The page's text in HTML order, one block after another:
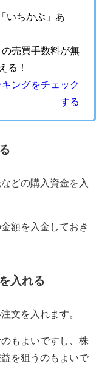
いちかぶ」あ
売買手数料が無
る！
ングをチェック
する
どの購入資金を入
額を入金しておき
入れる
文を入れます。
もよいですし、株
を狙うのもよいで